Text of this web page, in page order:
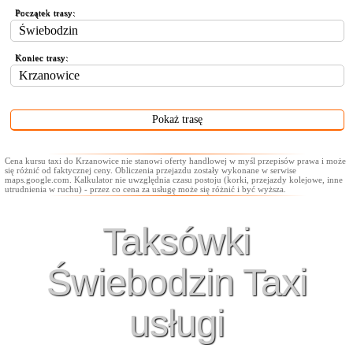
Początek trasy:
Koniec trasy:
Cena kursu taxi do Krzanowice nie stanowi oferty handlowej w myśl przepisów prawa i może
się różnić od faktycznej ceny. Obliczenia przejazdu zostały wykonane w serwise
maps.google.com. Kalkulator nie uwzględnia czasu postoju (korki, przejazdy kolejowe, inne
utrudnienia w ruchu) - przez co cena za usługę może się różnić i być wyższa.
Taksówki
Świebodzin Taxi
usługi